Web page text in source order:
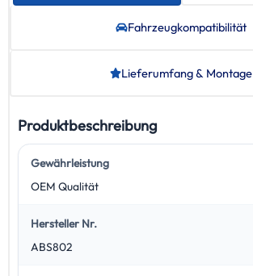
Fahrzeug­kompatibilität
Lieferumfang & Montage
Produktbeschreibung
Gewährleistung
OEM Qualität
Hersteller Nr.
ABS802